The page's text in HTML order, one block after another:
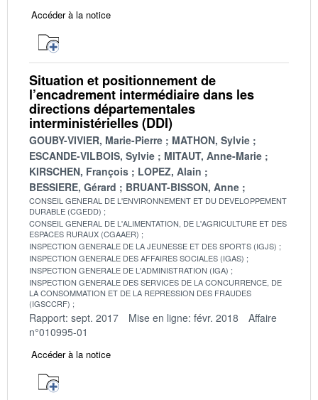
Accéder à la notice
Situation et positionnement de
l’encadrement intermédiaire dans les
directions départementales
interministérielles (DDI)
GOUBY-VIVIER, Marie-Pierre
MATHON, Sylvie
ESCANDE-VILBOIS, Sylvie
MITAUT, Anne-Marie
KIRSCHEN, François
LOPEZ, Alain
BESSIERE, Gérard
BRUANT-BISSON, Anne
CONSEIL GENERAL DE L'ENVIRONNEMENT ET DU DEVELOPPEMENT
DURABLE (CGEDD)
CONSEIL GENERAL DE L'ALIMENTATION, DE L'AGRICULTURE ET DES
ESPACES RURAUX (CGAAER)
INSPECTION GENERALE DE LA JEUNESSE ET DES SPORTS (IGJS)
INSPECTION GENERALE DES AFFAIRES SOCIALES (IGAS)
INSPECTION GENERALE DE L'ADMINISTRATION (IGA)
INSPECTION GENERALE DES SERVICES DE LA CONCURRENCE, DE
LA CONSOMMATION ET DE LA REPRESSION DES FRAUDES
(IGSCCRF)
Rapport: sept. 2017 Mise en ligne: févr. 2018
Affaire
n°010995-01
Accéder à la notice